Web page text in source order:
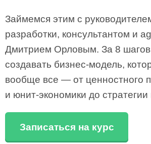
Займемся этим с
разработки, консультантом и
Дмитрием Орловым. За 8
создавать бизнес-модель,
вообще все — от ценностного
и юнит-экономики до стратегии
Записаться на курс